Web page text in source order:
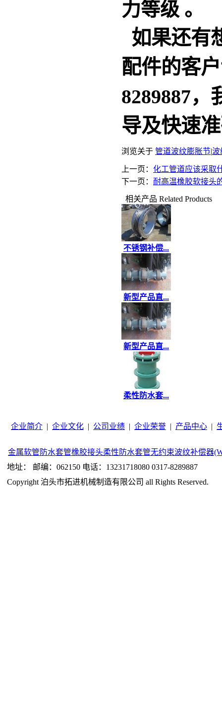
力等级 。
如果还有
配件的客
8289887
导及快速
浏览关于 管道波纹膨胀节|波
上一页： 化工管道应该采取
下一页： 耐高温橡胶软接头
相关产品 Related Products
不锈钢补偿...
新型产品直...
新型产品直...
柔性防水套...
企业简介 | 企业文化 | 公司业绩 | 企业荣誉 | 产品中心 |
金属软管 防水套管橡胶接头柔性防水套管无约束波纹补偿器
地址： 邮编：062150 电话：13231718080 0317-8289887
Copyright 泊头市拓进机械制造有限公司 all Rights Reserved.